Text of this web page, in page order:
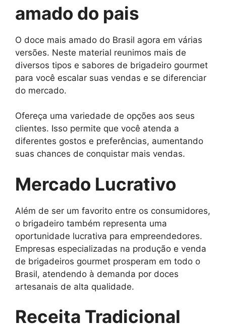
amado do pais
O doce mais amado do Brasil agora em várias
versões. Neste material reunimos mais de
diversos tipos e sabores de brigadeiro gourmet
para você escalar suas vendas e se diferenciar
do mercado.
Ofereça uma variedade de opções aos seus
clientes. Isso permite que você atenda a
diferentes gostos e preferências, aumentando
suas chances de conquistar mais vendas.
Mercado Lucrativo
Além de ser um favorito entre os consumidores,
o brigadeiro também representa uma
oportunidade lucrativa para empreendedores.
Empresas especializadas na produção e venda
de brigadeiros gourmet prosperam em todo o
Brasil, atendendo à demanda por doces
artesanais de alta qualidade.
Receita Tradicional